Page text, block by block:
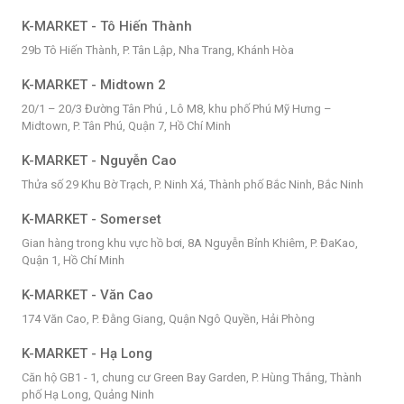
K-MARKET - Tô Hiến Thành
29b Tô Hiến Thành, P. Tân Lập, Nha Trang, Khánh Hòa
K-MARKET - Midtown 2
20/1 – 20/3 Đường Tân Phú , Lô M8, khu phố Phú Mỹ Hưng –
Midtown, P. Tân Phú, Quận 7, Hồ Chí Minh
K-MARKET - Nguyễn Cao
Thửa số 29 Khu Bờ Trạch, P. Ninh Xá, Thành phố Bắc Ninh, Bắc Ninh
K-MARKET - Somerset
Gian hàng trong khu vực hồ bơi, 8A Nguyễn Bỉnh Khiêm, P. ĐaKao,
Quận 1, Hồ Chí Minh
K-MARKET - Văn Cao
174 Văn Cao, P. Đằng Giang, Quận Ngô Quyền, Hải Phòng
K-MARKET - Hạ Long
Căn hộ GB1 - 1, chung cư Green Bay Garden, P. Hùng Thắng, Thành
phố Hạ Long, Quảng Ninh